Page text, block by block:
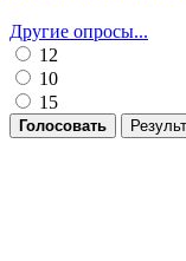
Другие опросы...
12
10
15
Голосовать